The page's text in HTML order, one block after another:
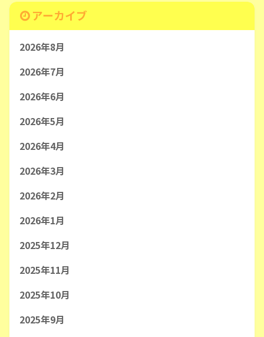
アーカイブ
2026年8月
2026年7月
2026年6月
2026年5月
2026年4月
2026年3月
2026年2月
2026年1月
2025年12月
2025年11月
2025年10月
2025年9月